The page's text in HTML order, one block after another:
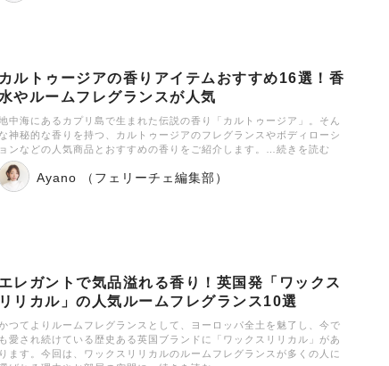
ルトゥージアの香りアイテムおすすめ16選！香
やルームフレグランスが人気
中海にあるカプリ島で生まれた伝説の香り「カルトゥージア」。そん
神秘的な香りを持つ、カルトゥージアのフレグランスやボディローシ
ンなどの人気商品とおすすめの香りをご紹介します。…続きを読む
Ayano （フェリーチェ編集部）
レガントで気品溢れる香り！英国発「ワックス
リカル」の人気ルームフレグランス10選
つてよりルームフレグランスとして、ヨーロッパ全土を魅了し、今で
愛され続けている歴史ある英国ブランドに「ワックスリリカル」があ
ます。今回は、ワックスリリカルのルームフレグランスが多くの人に